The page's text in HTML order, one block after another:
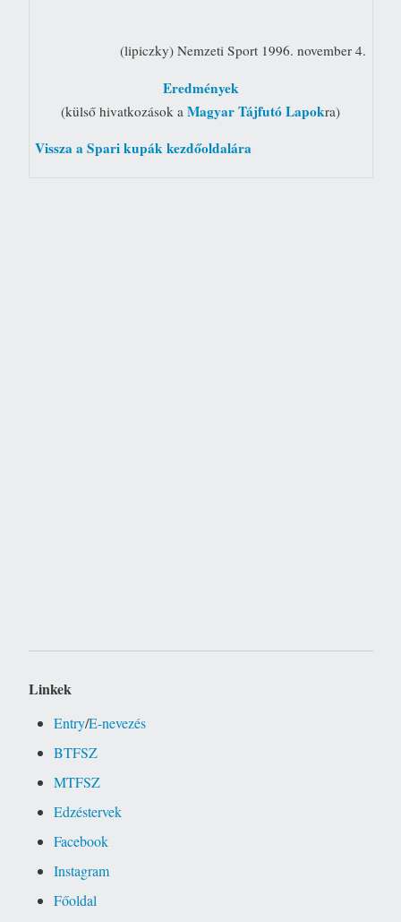
(lipiczky) Nemzeti Sport 1996. november 4.
Eredmények
(külső hivatkozások a Magyar Tájfutó Lapokra)
Vissza a Spari kupák kezdőoldalára
Linkek
Entry/E-nevezés
BTFSZ
MTFSZ
Edzéstervek
Facebook
Instagram
Főoldal